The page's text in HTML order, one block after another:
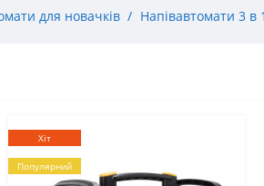
для новачків Напівавтомати 3 в 1
Хіт
Популярний